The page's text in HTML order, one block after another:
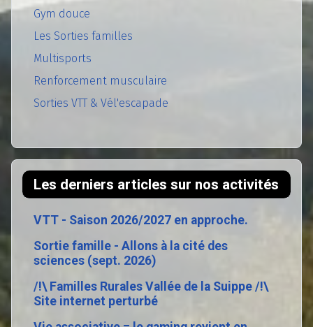
Gym douce
Les Sorties familles
Multisports
Renforcement musculaire
Sorties VTT & Vél'escapade
Les derniers articles sur nos activités
VTT - Saison 2026/2027 en approche.
Sortie famille - Allons à la cité des
sciences (sept. 2026)
/!\ Familles Rurales Vallée de la Suippe /!\
Site internet perturbé